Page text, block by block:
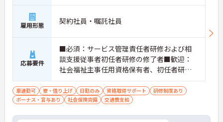
雇用形態 契約社員・嘱託社員
応募要件
■必須：サービス管理責任者研修および相
談支援従事者初任者研修の修了者■歓迎：
社会福祉主事任用資格保有者、初任者研修
（旧ヘルパー2級）、サービス管理責任者の
業務経験
車通勤可 寮・借り上げ 日勤のみ 資格取得サポート
研修制度あり
ボーナス・賞与あり
社会保険完備 交通費支給